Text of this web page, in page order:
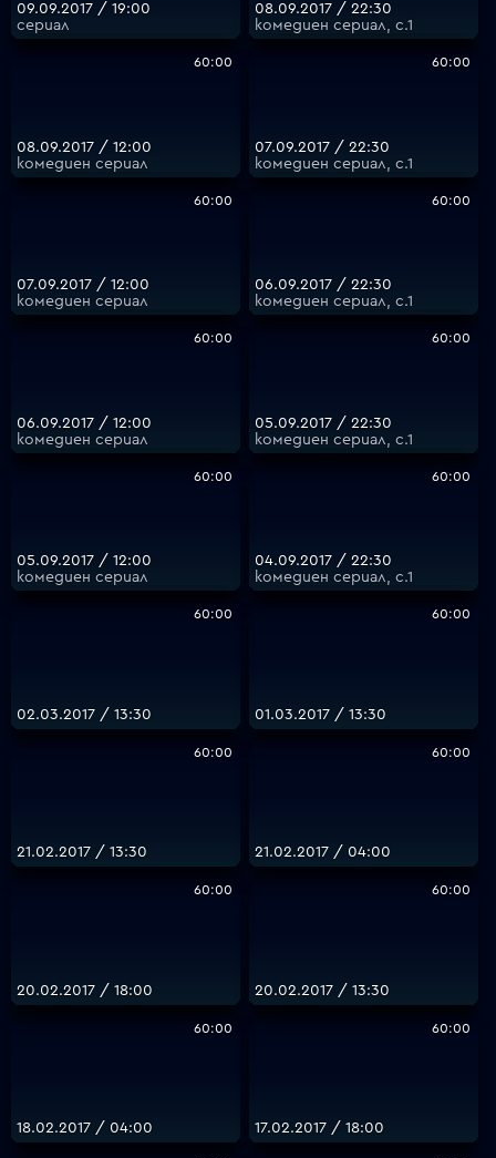
09.09.2017 / 19:00
сериал
08.09.2017 / 22:30
комедиен сериал, с.1
60:00
08.09.2017 / 12:00
комедиен сериал
60:00
07.09.2017 / 22:30
комедиен сериал, с.1
60:00
07.09.2017 / 12:00
комедиен сериал
60:00
06.09.2017 / 22:30
комедиен сериал, с.1
60:00
06.09.2017 / 12:00
комедиен сериал
60:00
05.09.2017 / 22:30
комедиен сериал, с.1
60:00
05.09.2017 / 12:00
комедиен сериал
60:00
04.09.2017 / 22:30
комедиен сериал, с.1
60:00
02.03.2017 / 13:30
60:00
01.03.2017 / 13:30
60:00
21.02.2017 / 13:30
60:00
21.02.2017 / 04:00
60:00
20.02.2017 / 18:00
60:00
20.02.2017 / 13:30
60:00
18.02.2017 / 04:00
60:00
17.02.2017 / 18:00